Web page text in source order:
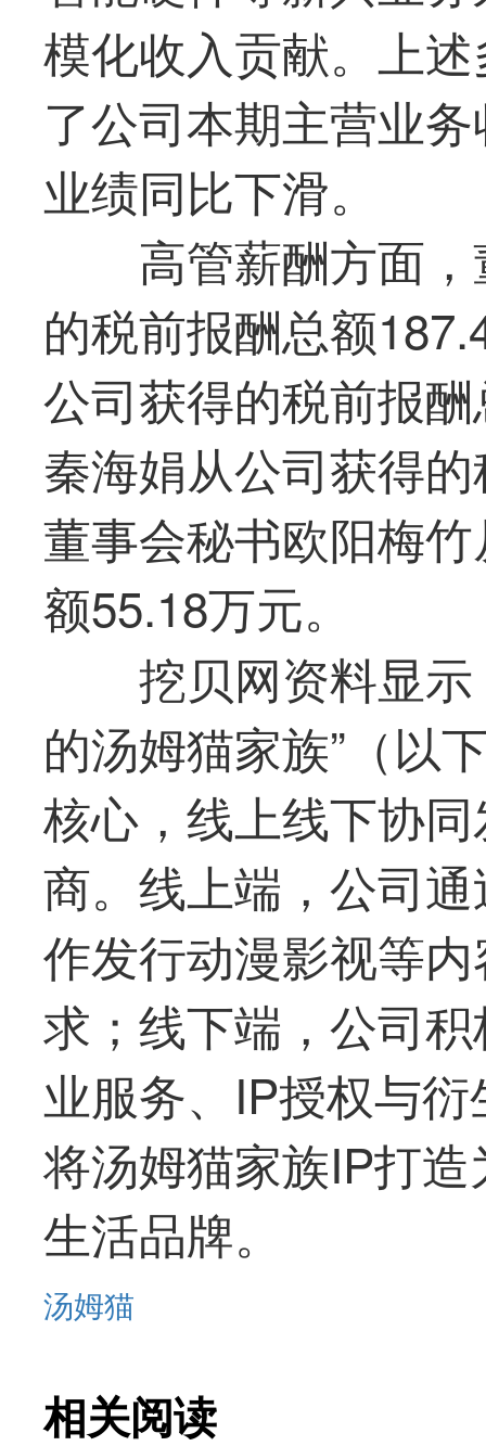
模化收入贡献。上
了公司本期主营业
业绩同比下滑。
高管薪酬方面
的税前报酬总额
公司获得的税前报
秦海娟从公司获得
董事会秘书欧阳梅
额55.18万元。
挖贝网资料显
的汤姆猫家族”（以
核心，线上线下协
商。线上端，公司
作发行动漫影视等
求；线下端，公司
业服务、IP授权与
将汤姆猫家族IP打
生活品牌。
汤姆猫
相关阅读